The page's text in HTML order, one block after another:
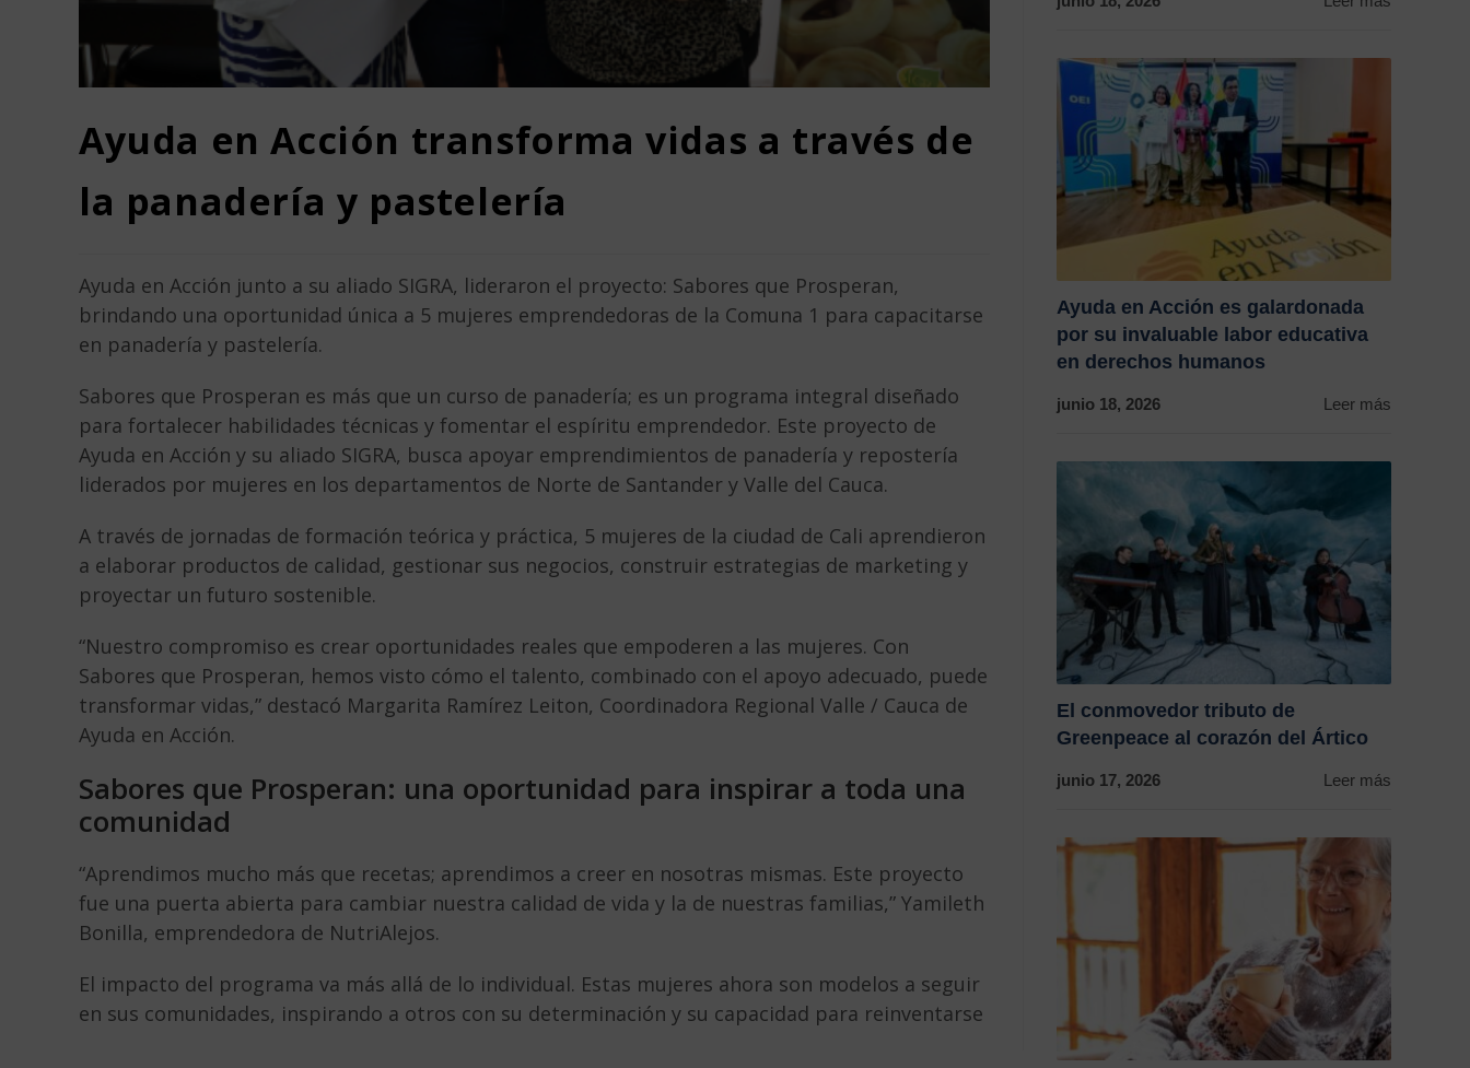
Ayuda en Acción transforma vidas a través de
la panadería y pastelería
Ayuda en Acción junto a su aliado SIGRA, lideraron el proyecto: Sabores que Prosperan,
brindando una oportunidad única a 5 mujeres emprendedoras de la Comuna 1 para capacitarse
en panadería y pastelería.
Sabores que Prosperan es más que un curso de panadería; es un programa integral diseñado
para fortalecer habilidades técnicas y fomentar el espíritu emprendedor. Este proyecto de
Ayuda en Acción y su aliado SIGRA, busca apoyar emprendimientos de panadería y repostería
liderados por mujeres en los departamentos de Norte de Santander y Valle del Cauca.
A través de jornadas de formación teórica y práctica, 5 mujeres de la ciudad de Cali aprendieron
a elaborar productos de calidad, gestionar sus negocios, construir estrategias de marketing y
proyectar un futuro sostenible.
“Nuestro compromiso es crear oportunidades reales que empoderen a las mujeres. Con
Sabores que Prosperan, hemos visto cómo el talento, combinado con el apoyo adecuado, puede
transformar vidas,” destacó Margarita Ramírez Leiton, Coordinadora Regional Valle / Cauca de
Ayuda en Acción.
Sabores que Prosperan: una oportunidad para inspirar a toda una
comunidad
“Aprendimos mucho más que recetas; aprendimos a creer en nosotras mismas. Este proyecto
fue una puerta abierta para cambiar nuestra calidad de vida y la de nuestras familias,” Yamileth
Bonilla, emprendedora de NutriAlejos.
El impacto del programa va más allá de lo individual. Estas mujeres ahora son modelos a seguir
en sus comunidades, inspirando a otros con su determinación y su capacidad para reinventarse
Ayuda en Acción es galardonada
por su invaluable labor educativa
en derechos humanos
junio 18, 2026 Leer más
El conmovedor tributo de
Greenpeace al corazón del Ártico
junio 17, 2026 Leer más